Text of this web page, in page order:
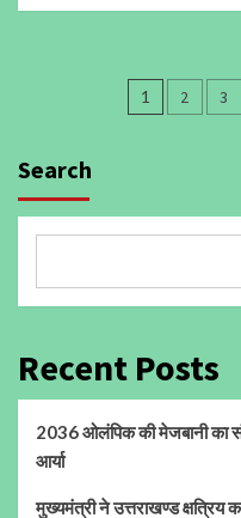
Posts
1 2 3
Search
Recent Posts
2036 ओलंपिक की मेजबानी का
आर्या
मुख्यमंत्री ने उत्तराखण्ड क्षत्रिय